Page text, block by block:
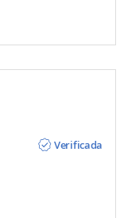
Verificada